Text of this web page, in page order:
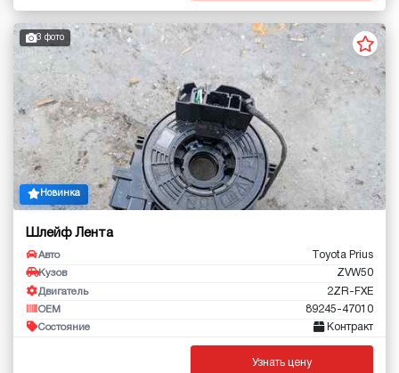
3 фото
Новинка
Шлейф Лента
Авто Toyota Prius
Кузов ZVW50
Двигатель 2ZR-FXE
OEM 89245-47010
Состояние Контракт
Узнать цену